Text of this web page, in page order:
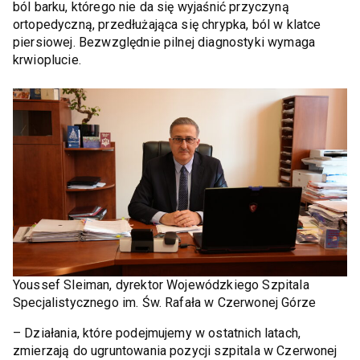
ból barku, którego nie da się wyjaśnić przyczyną
ortopedyczną, przedłużająca się chrypka, ból w klatce
piersiowej. Bezwzględnie pilnej diagnostyki wymaga
krwioplucie.
Youssef Sleiman, dyrektor Wojewódzkiego Szpitala
Specjalistycznego im. Św. Rafała w Czerwonej Górze
– Działania, które podejmujemy w ostatnich latach,
zmierzają do ugruntowania pozycji szpitala w Czerwonej